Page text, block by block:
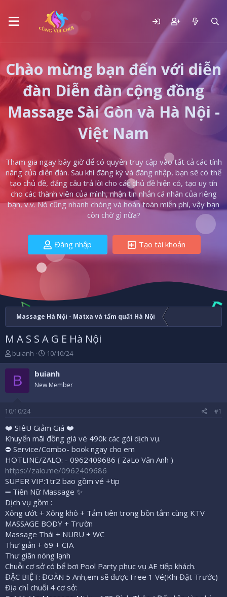
Chào mừng bạn đến với diễn
đàn Diễn đàn cộng đồng
Massage Sài Gòn và Hà Nội -
Việt Nam
Tham gia ngay bây giờ để có quyền truy cập vào tất cả các tính
năng của diễn đàn. Sau khi đăng ký và đăng nhập, bạn sẽ có thể
tạo chủ đề, đăng câu trả lời cho các chủ đề hiện có, tạo uy tín
cho các thành viên của mình, nhận tin nhắn cá nhân của riêng
bạn, v.v. Nó cũng nhanh chóng và hoàn toàn miễn phí, vậy bạn
còn chờ gì nữa?
Đăng nhập Tạo tài khoản
Massage Hà Nội - Matxa và tẩm quất Hà Nội
M A S S A G E Hà Nội
B
ắ
t
đ
buianh
N
g
à
b
ầ
u
10/10/24
B buianh
New Member
10/10/24 #1
❤️ SIêU Giảm Giá ❤️
Khuyến mãi đồng giá vé 490k các gói dịch vụ.
⛔️ Service/Combo- book ngay cho em
HOTLINE/ZALO: - 0962409686 ( ZaLo Văn Anh )
https://zalo.me/0962409686
SUPER VIP:1tr2 bao gồm vé +tip
➖ Tiên Nữ Massage ✨
Dịch vụ gồm :
Xông ướt + Xông khô + Tắm tiên trong bồn tắm cùng KTV
MASSAGE BODY + Trườn
Massage Thái + NURU + WC
Thư giản + 69 + CIA
Thư giãn nóng lạnh
Chuỗi cơ sở có bể bơi Pool Party phục vụ AE tiếp khách.
ĐẶC BIỆT: ĐOÀN 5 Anh,em sẽ được Free 1 Vé(Khi Đặt Trước)
Địa chỉ chuỗi 4 cơ sở: